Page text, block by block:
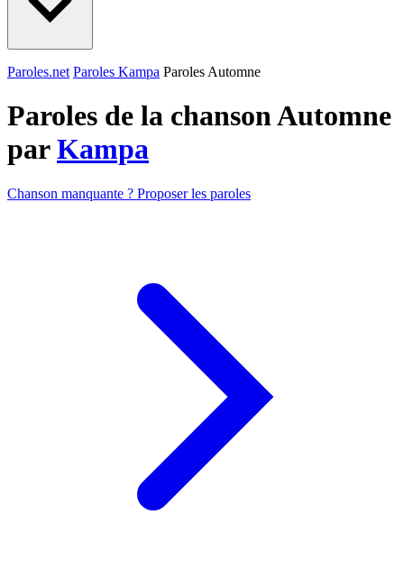
Paroles.net Paroles Kampa Paroles Automne
Paroles de la chanson Automne
parKampa
Chanson manquante ? Proposer les paroles